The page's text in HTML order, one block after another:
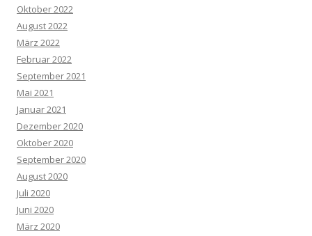
Oktober 2022
August 2022
März 2022
Februar 2022
September 2021
Mai 2021
Januar 2021
Dezember 2020
Oktober 2020
September 2020
August 2020
Juli 2020
Juni 2020
März 2020